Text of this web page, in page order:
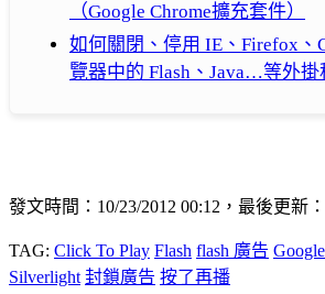
（Google Chrome擴充套件）
如何關閉、停用 IE、Firefox、
覽器中的 Flash、Java…等外掛
發文時間：10/23/2012 00:12，最後更新
TAG: Click To Play Flash flash 廣告
Silverlight 封鎖廣告 按了再播